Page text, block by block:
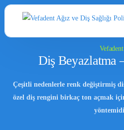
Vefadent
Diş
Çeşitli nedenlerle renk değiştirmiş
özel diş rengini birkaç ton açmak